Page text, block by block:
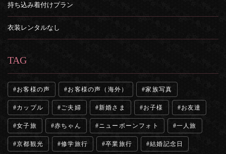
持ち込み着付けプラン
衣装レンタルなし
TAG
お客様の声 お客様の声（海外） 家族写真
カップル ご夫婦 新婚さま お子様 お友達
女子旅 赤ちゃん ニューボーンフォト 一人旅
京都観光 修学旅行 卒業旅行 結婚記念日